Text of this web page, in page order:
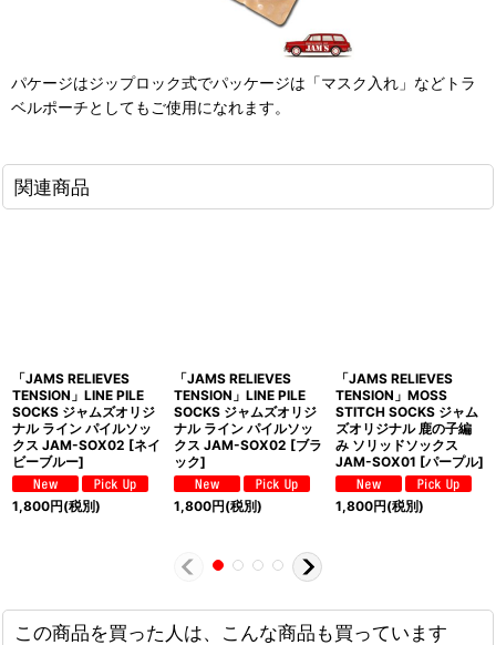
パケージはジップロック式でパッケージは「マスク入れ」などトラ
ベルポーチとしてもご使用になれます。
関連商品
「JAMS RELIEVES
TENSION」LINE PILE
SOCKS ジャムズオリジ
ナル ライン パイルソッ
クス JAM-SOX02 [ネイ
ビーブルー]
1,800円(税別)
「JAMS RELIEVES
TENSION」LINE PILE
SOCKS ジャムズオリジ
ナル ライン パイルソッ
クス JAM-SOX02 [ブラ
ック]
1,800円(税別)
「JAMS RELIEVES
TENSION」MOSS
STITCH SOCKS ジャム
ズオリジナル 鹿の子編
み ソリッドソックス
JAM-SOX01 [パープル]
1,800円(税別)
この商品を買った人は、こんな商品も買っています